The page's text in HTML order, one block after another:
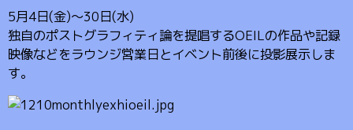
5月4日(金)〜30日(水)
独自のポストグラフィティ論を提唱するOEILの作品や記録
映像などをラウンジ営業日とイベント前後に投影展示しま
す。